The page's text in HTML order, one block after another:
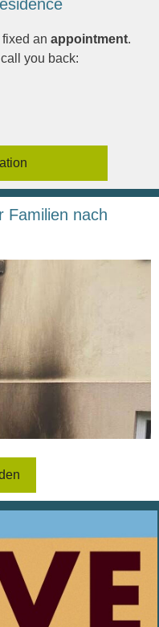
an appointment.
you back:
Familien nach